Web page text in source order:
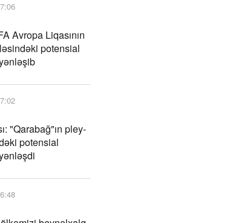
Avropa Liqasının
potensial
"Qarabağ"ın pley-
potensial